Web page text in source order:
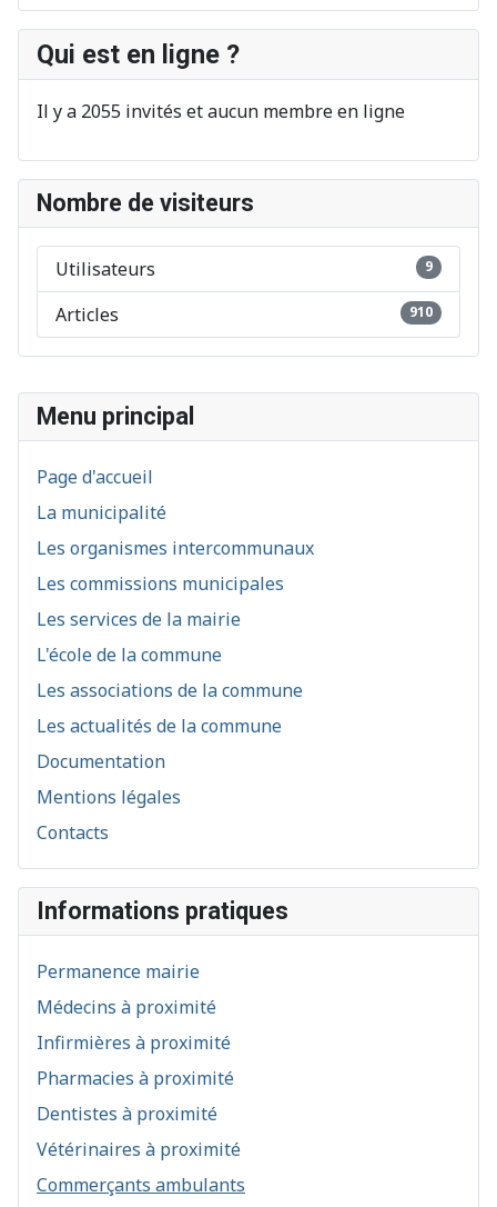
Menu principal
Page d'accueil
La municipalité
Les organismes intercommunaux
Les commissions municipales
Les services de la mairie
L'école de la commune
Les associations de la commune
Les actualités de la commune
Documentation
Mentions légales
Contacts
Informations pratiques
Permanence mairie
Médecins à proximité
Infirmières à proximité
Pharmacies à proximité
Dentistes à proximité
Vétérinaires à proximité
Commerçants ambulants
Qui est en ligne ?
Il y a 2055 invités et aucun membre en ligne
Nombre de visiteurs
Utilisateurs 9
Articles 910